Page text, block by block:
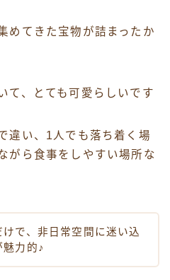
めてきた宝物が詰まったか
て、とても可愛らしいです
違い、1人でも落ち着く場
がら食事をしやすい場所な
けで、非日常空間に迷い込
魅力的♪